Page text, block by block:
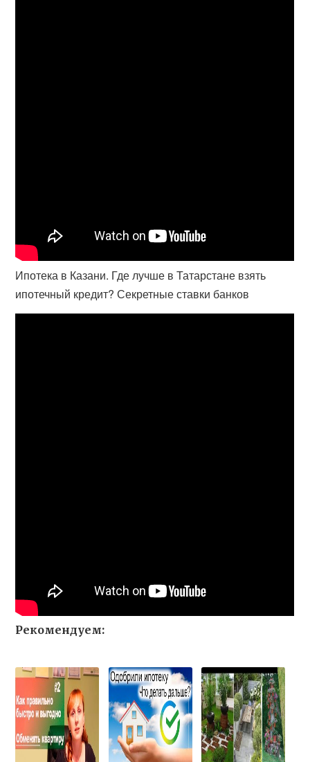
Ипотека в Казани. Где лучше в Татарстане взять
ипотечный кредит? Секретные ставки банков
Рекомендуем: